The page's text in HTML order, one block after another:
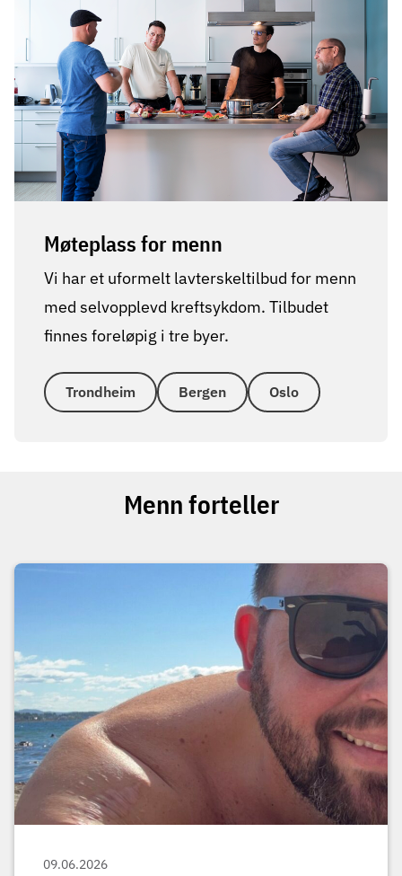
Møteplass for menn
Vi har et uformelt lavterskeltilbud for menn
med selvopplevd kreftsykdom. Tilbudet
finnes foreløpig i tre byer.
Trondheim Bergen Oslo
Menn forteller
09.06.2026